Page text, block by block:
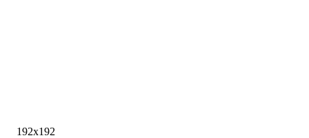
192x192